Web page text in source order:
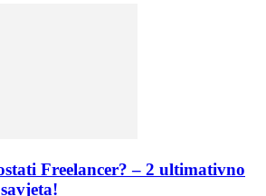
Freelancer? – 2 ultimativno